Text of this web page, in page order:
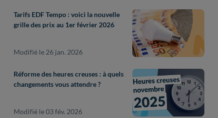
Tarifs EDF Tempo : voici la nouvelle
grille des prix au 1er février 2026
Modifié le 26 jan. 2026
Réforme des heures creuses : à quels
changements vous attendre ?
Modifié le 03 fév. 2026